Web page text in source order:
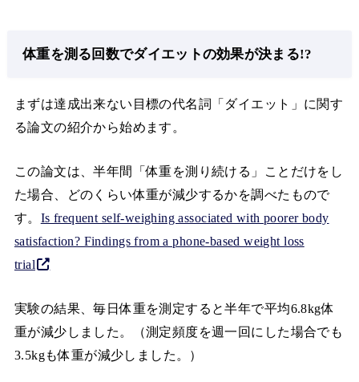
体重を測る回数でダイエットの効果が決まる!?
まずは達成出来ない目標の代名詞「ダイエット」に関す
る論文の紹介から始めます。
この論文は、半年間「体重を測り続ける」ことだけをし
た場合、どのくらい体重が減少するかを調べたもので
す。 Is frequent self-weighing associated with poorer body
satisfaction? Findings from a phone-based weight loss
trial
実験の結果、毎日体重を測定すると半年で平均6.8kg体
重が減少しました。（測定頻度を週一回にした場合でも
3.5kgも体重が減少しました。）